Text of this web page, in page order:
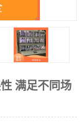
满足不同场